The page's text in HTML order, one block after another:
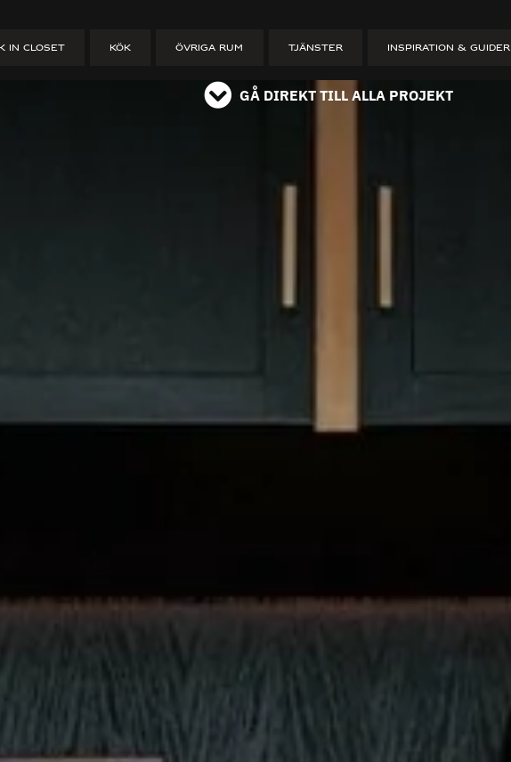
IN CLOSET KÖK ÖVRIGA RUM TJÄNSTER INSPIRATION & GUIDER
garderober
GÅ DIREKT TILL ALLA PROJEKT